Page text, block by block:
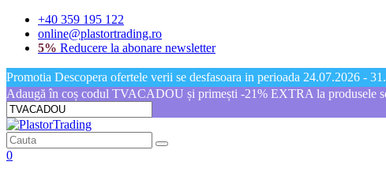
+40 359 195 122
online@plastortrading.ro
5% Reducere la abonare newsletter
Promotia Descopera ofertele verii se desfasoara in perioada 24.07.2026 -
Adaugă în coș codul TVACADOU și primești -21% EXTRA la produsele
0